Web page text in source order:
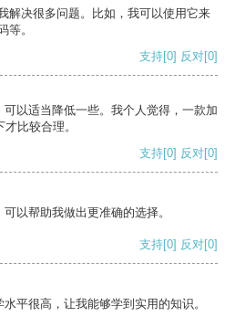
解决很多问题。比如，我可以使用它来
等。
支持[0] 反对[0]
以适当降低一些。我个人觉得，一款加
比较合理。
支持[0] 反对[0]
以帮助我做出更准确的选择。
支持[0] 反对[0]
平很高，让我能够学到实用的知识。